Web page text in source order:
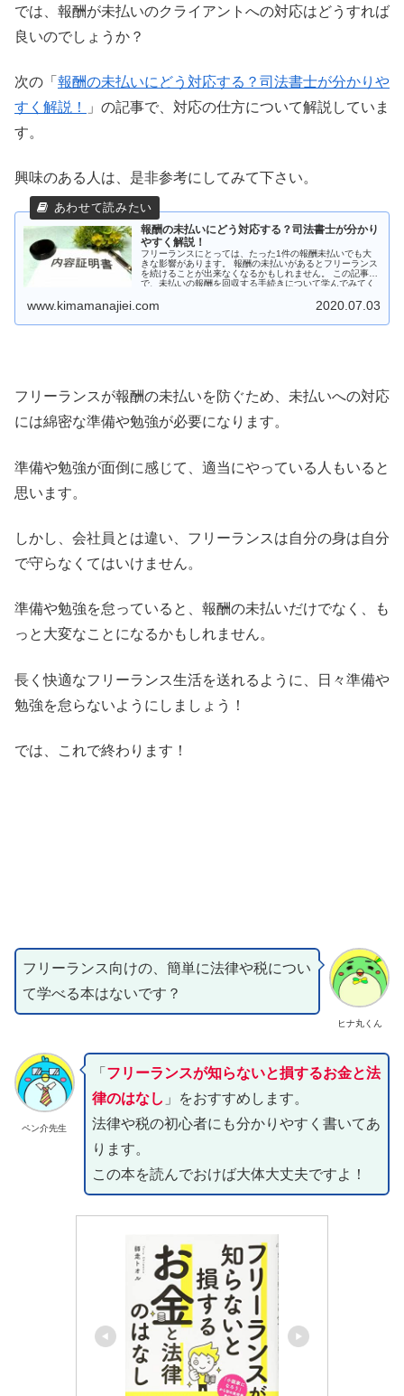
では、報酬が未払いのクライアントへの対応はどうすれば
良いのでしょうか？
次の「 報酬の未払いにどう対応する？司法書士が分かりや
すく解説！
」の記事で、対応の仕方について解説していま
す。
興味のある人は、是非参考にしてみて下さい。
報酬の未払いにどう対応する？司法書士が分かり
やすく解説！
フリーランスにとっては、たった1件の報酬未払いでも大
きな影響があります。 報酬の未払いがあるとフリーランス
を続けることが出来なくなるかもしれません。 この記事
で、未払いの報酬を回収する手続きについて学んでみてく
www.kimamanajiei.com 2020.07.03
フリーランスが報酬の未払いを防ぐため、未払いへの対応
には綿密な準備や勉強が必要になります。
準備や勉強が面倒に感じて、適当にやっている人もいると
思います。
しかし、会社員とは違い、フリーランスは自分の身は自分
で守らなくてはいけません。
準備や勉強を怠っていると、報酬の未払いだけでなく、も
っと大変なことになるかもしれません。
長く快適なフリーランス生活を送れるように、日々準備や
勉強を怠らないようにしましょう！
では、これで終わります！
ヒナ丸くん
フリーランス向けの、簡単に法律や税につい
て学べる本はないです？
ペン介先生
「 フリーランスが知らないと損するお金と法
律のはなし 」をおすすめします。
法律や税の初心者にも分かりやすく書いてあ
ります。
この本を読んでおけば大体大丈夫ですよ！